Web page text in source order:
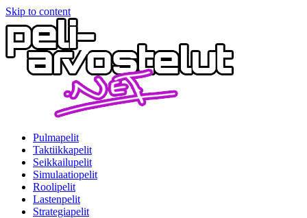
Skip to content
Pulmapelit
Taktiikkapelit
Seikkailupelit
Simulaatiopelit
Roolipelit
Lastenpelit
Strategiapelit